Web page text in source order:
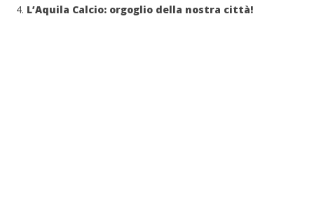
L’Aquila Calcio: orgoglio della nostra città!